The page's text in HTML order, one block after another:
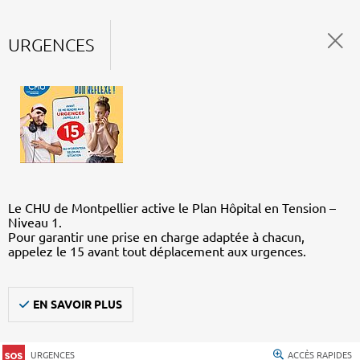
URGENCES
Le CHU de Montpellier active le Plan Hôpital en Tension –
Niveau 1.
Pour garantir une prise en charge adaptée à chacun,
appelez le 15 avant tout déplacement aux urgences.
EN SAVOIR PLUS
URGENCES ACCÈS RAPIDES